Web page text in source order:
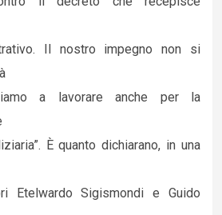
Il nostro impegno non si
a lavorare anche per la
È quanto dichiarano, in una
Etelwardo Sigismondi e Guido